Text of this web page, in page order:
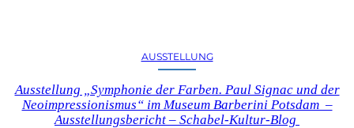
AUSSTELLUNG
Ausstellung „Symphonie der Farben. Paul Signac und der
Neoimpressionismus“ im Museum Barberini Potsdam –
Ausstellungsbericht – Schabel-Kultur-Blog